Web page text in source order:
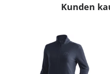
Kunden